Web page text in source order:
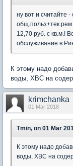
ну вот и считайте
12,70 руб. с кв.м.!
обслуживание в
К этому надо
воды, ХВС на
krimchanka
01 Mar 2018
Tmin, on 01 Mar
К этому надо
воды, ХВС на